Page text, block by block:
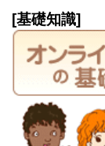
[基礎知識]